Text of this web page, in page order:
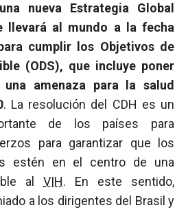
nueva Estrategia Global
llevará al mundo a la fecha
cumplir los Objetivos de
(ODS), que incluye poner
amenaza para la salud
. La resolución del CDH es un
de los países para
para garantizar que los
estén en el centro de una
al VIH. En este sentido,
a los dirigentes del Brasil y